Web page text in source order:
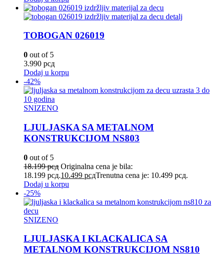
TOBOGAN 026019
0 out of 5
3.990 рсд
Dodaj u korpu
-42%
SNIZENO
LJULJASKA SA METALNOM
KONSTRUKCIJOM NS803
0 out of 5
18.199рсд Originalna cena je bila:
18.199 рсд.10.499 рсдTrenutna cena je: 10.499 рсд.
Dodaj u korpu
-25%
SNIZENO
LJULJASKA I KLACKALICA SA
METALNOM KONSTRUKCIJOM NS810